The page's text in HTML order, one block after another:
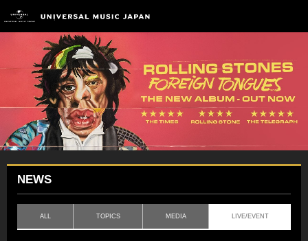
NEWS
ALL TOPICS MEDIA LIVE/EVENT